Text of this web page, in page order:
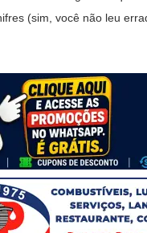
(sim, você não leu